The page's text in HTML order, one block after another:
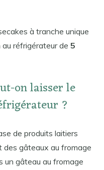
à tranche unique
réfrigérateur de 5
on laisser le
?
de produits laitiers
des gâteaux au fromage
un gâteau au fromage